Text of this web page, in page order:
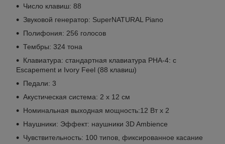
Число клавиш: 88
Звуковой генератор: SuperNATURAL Piano
Полифония: 256 голосов
Тембры: 324 тона
Клавиатура: стандартная клавиатура PHA-4: с
Escapement и Ivory Feel (88 клавиш)
Педали: 3
Акустическая система: 2 х 12 см
Номинальная выходная мощность:12 Вт x 2
Наушники: Эффект: наушники 3D Ambience
Чувствительность: 100 типов, фиксированное касание